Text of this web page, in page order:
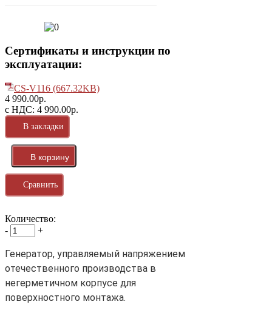
Сертификаты и инструкции по
эксплуатации:
CS-V116 (667.32KB)
4 990.00р.
с НДС: 4 990.00р.
В закладки
Сравнить
Количество:
-
+
Генератор, управляемый напряжением
отечественного производства в
негерметичном корпусе для
поверхностного монтажа.